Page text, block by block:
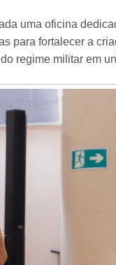
uma oficina
para fortalecer a
regime militar em